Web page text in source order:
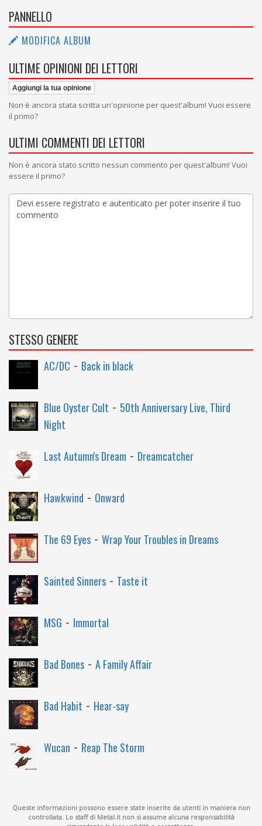
PANNELLO
MODIFICA ALBUM
ULTIME OPINIONI DEI LETTORI
Aggiungi la tua opinione
Non è ancora stata scritta un'opinione per quest'album! Vuoi essere
il primo?
ULTIMI COMMENTI DEI LETTORI
Non è ancora stato scritto nessun commento per quest'album! Vuoi
essere il primo?
STESSO GENERE
AC/DC - Back in black
Blue Oyster Cult - 50th Anniversary Live, Third
Night
Last Autumn's Dream - Dreamcatcher
Hawkwind - Onward
The 69 Eyes - Wrap Your Troubles in Dreams
Sainted Sinners - Taste it
MSG - Immortal
Bad Bones - A Family Affair
Bad Habit - Hear-say
Wucan - Reap The Storm
Queste informazioni possono essere state inserite da utenti in maniera non
controllata. Lo staff di Metal.it non si assume alcuna responsabilità